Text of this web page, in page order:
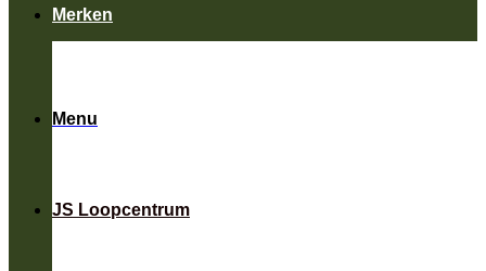
Menu
JS Loopcentrum
Merken